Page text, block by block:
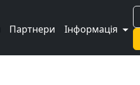
Партнери Інформація